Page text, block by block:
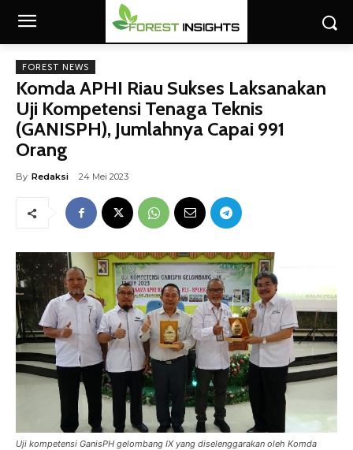
FOREST NEWS
Komda APHI Riau Sukses Laksanakan
Uji Kompetensi Tenaga Teknis
(GANISPH), Jumlahnya Capai 991
Orang
By Redaksi 24 Mei 2023
Uji kompetensi GanisPH gelombang IX yang diselenggarakan oleh Komda